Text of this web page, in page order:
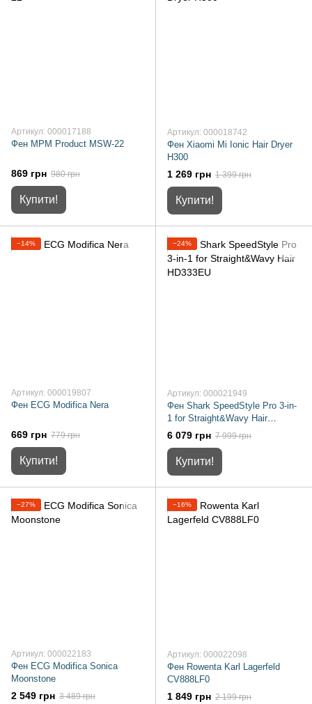
Артикул: 000017188
Фен MPM Product MSW-22
869 грн 980 грн
Купити!
Артикул: 000018742
Фен Xiaomi Mi Ionic Hair Dryer
H300
1 269 грн 1 399 грн
Купити!
−14%
Артикул: 000019807
Фен ECG Modifica Nera
669 грн 779 грн
Купити!
−24%
Артикул: 000021949
Фен Shark SpeedStyle Pro 3-in-
1 for Straight&Wavy Hair
HD333EU
6 079 грн 7 999 грн
Купити!
−27%
Артикул: 000022183
Фен ECG Modifica Sonica
Moonstone
2 549 грн 3 489 грн
−16%
Артикул: 000022098
Фен Rowenta Karl Lagerfeld
CV888LF0
1 849 грн 2 199 грн